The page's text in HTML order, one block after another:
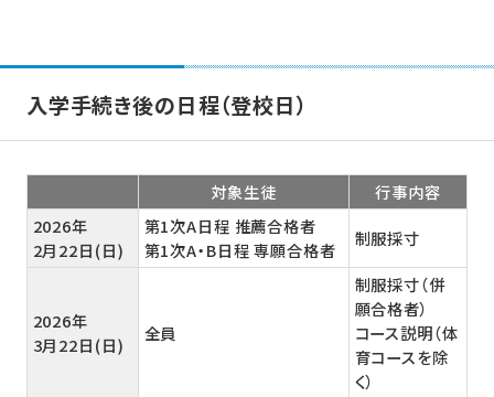
入学手続き後の日程（登校日）
対象生徒
行事内容
2026年
2月22日(日)
第1次A日程 推薦合格者
第1次A・B日程 専願合格者
制服採寸
2026年
3月22日(日)
全員
制服採寸（併
願合格者）
コース説明（体
育コースを除
く）